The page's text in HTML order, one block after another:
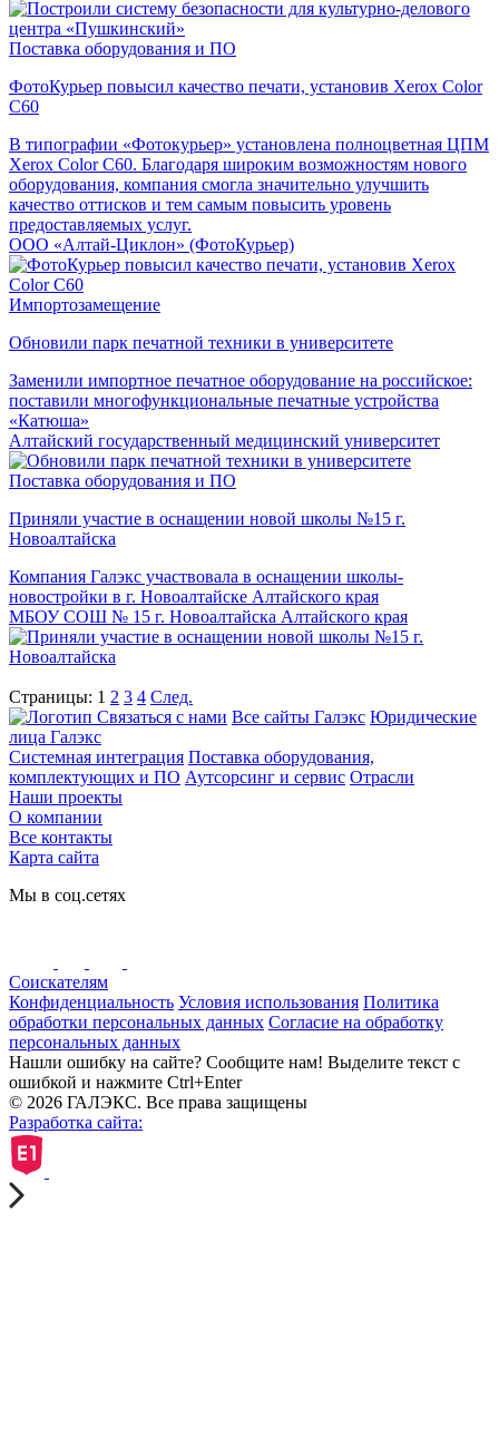
Поставка оборудования и ПО
ФотоКурьер повысил качество печати, установив Xerox Color
C60
В типографии «Фотокурьер» установлена полноцветная ЦПМ
Xerox Color C60. Благодаря широким возможностям нового
оборудования, компания смогла значительно улучшить
качество оттисков и тем самым повысить уровень
предоставляемых услуг.
ООО «Алтай-Циклон» (ФотоКурьер)
Импортозамещение
Обновили парк печатной техники в университете
Заменили импортное печатное оборудование на российское:
поставили многофункциональные печатные устройства
«Катюша»
Алтайский государственный медицинский университет
Поставка оборудования и ПО
Приняли участие в оснащении новой школы №15 г.
Новоалтайска
Компания Галэкс участвовала в оснащении школы-
новостройки в г. Новоалтайске Алтайского края
МБОУ СОШ № 15 г. Новоалтайска Алтайского края
Страницы: 1 2 3 4 След.
Связаться с нами Все сайты Галэкс Юридические
лица Галэкс
Системная интеграция Поставка оборудования,
комплектующих и ПО Аутсорсинг и сервис Отрасли
Наши проекты
О компании
Все контакты
Карта сайта
Мы в соц.сетях
Соискателям
Конфиденциальность Условия использования Политика
обработки персональных данных Согласие на обработку
персональных данных
Нашли ошибку на сайте? Сообщите нам! Выделите текст с
ошибкой и нажмите Ctrl+Enter
© 2026 ГАЛЭКС. Все права защищены
Разработка сайта: